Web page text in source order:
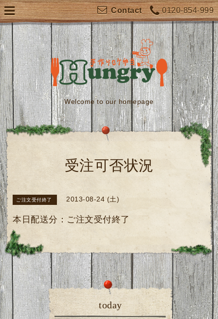
0120-854-999
Contact
Welcome to our homepage
受注可否状況
ご注文受付終了 2013-08-24 (土)
本日配送分：ご注文受付終了
today